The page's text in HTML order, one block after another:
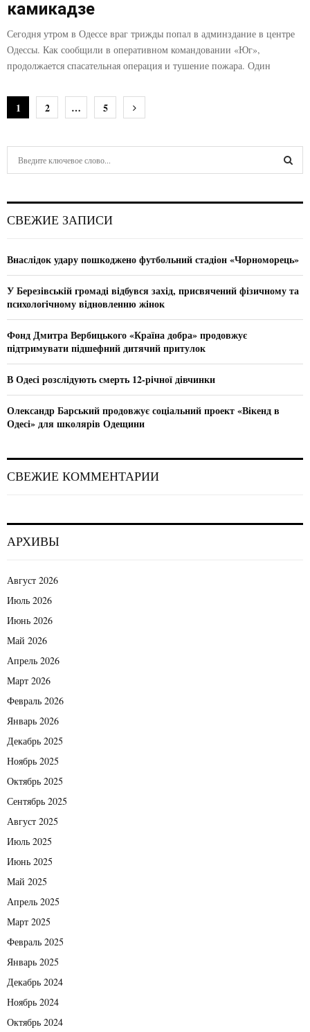
камикадзе
Сегодня утром в Одессе враг трижды попал в админздание в центре
Одессы. Как сообщили в оперативном командовании «Юг»,
продолжается спасательная операция и тушение пожара. Один
Н
г
ц
и
я
п
о
з
а
п
и
с
м
1 2 … 5
h
o
:
C
СВЕЖИЕ ЗАПИСИ
Внаслідок удару пошкоджено футбольний стадіон «Чорноморець»
У Березівській громаді відбувся захід, присвячений фізичному та
психологічному відновленню жінок
Фонд Дмитра Вербицького «Країна добра» продовжує
підтримувати підшефний дитячий притулок
В Одесі розслідують смерть 12-річної дівчинки
Олександр Барський продовжує соціальний проект «Вікенд в
Одесі» для школярів Одещини
СВЕЖИЕ КОММЕНТАРИИ
АРХИВЫ
Август 2026
Июль 2026
Июнь 2026
Май 2026
Апрель 2026
Март 2026
Февраль 2026
Январь 2026
Декабрь 2025
Ноябрь 2025
Октябрь 2025
Сентябрь 2025
Август 2025
Июль 2025
Июнь 2025
Май 2025
Апрель 2025
Март 2025
Февраль 2025
Январь 2025
Декабрь 2024
Ноябрь 2024
Октябрь 2024